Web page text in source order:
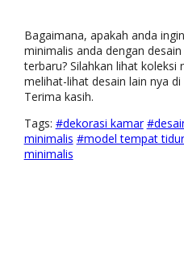
Bagaimana, apakah anda
minimalis anda dengan
terbaru? Silahkan lihat koleksi
melihat-lihat desain lain nya
Terima kasih.
Tags: #dekorasi kamar
minimalis #model tempat
minimalis